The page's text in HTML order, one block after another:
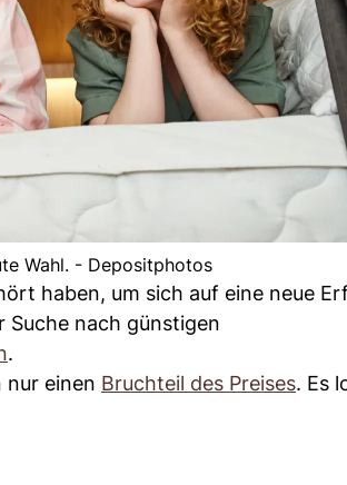
Wahl. - Depositphotos
haben, um sich auf eine neue
Suche nach günstigen
.
nur einen Bruchteil des Preises. Es